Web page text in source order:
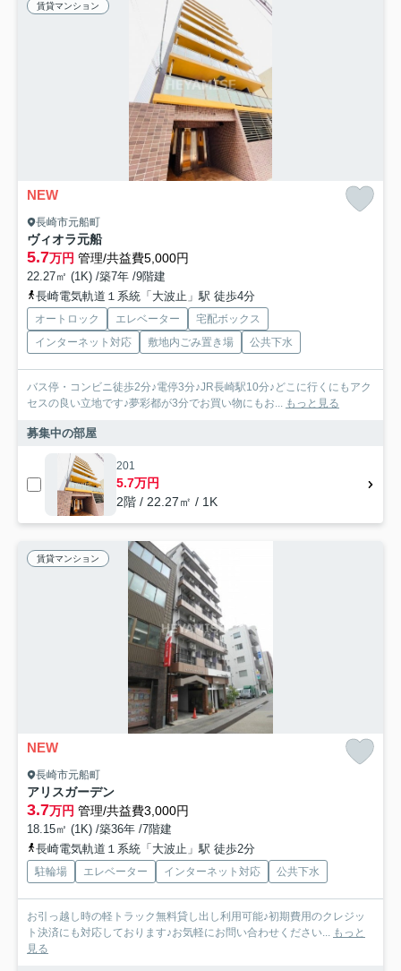
賃貸マンション
NEW
長崎市元船町
ヴィオラ元船
5.7万円 管理/共益費5,000円
22.27㎡ (1K) /築7年 /9階建
長崎電気軌道１系統「大波止」駅 徒歩4分
オートロック エレベーター
宅配ボックス
インターネット対応
敷地内ごみ置き場 公共下水
バス停・コンビニ徒歩2分♪電停3分♪JR長崎駅10分♪どこに行くにもアク
セスの良い立地です♪夢彩都が3分でお買い物にもお... もっと見る
募集中の部屋
201
5.7万円
2階 / 22.27㎡ / 1K
賃貸マンション
NEW
長崎市元船町
アリスガーデン
3.7万円 管理/共益費3,000円
18.15㎡ (1K) /築36年 /7階建
長崎電気軌道１系統「大波止」駅 徒歩2分
駐輪場 エレベーター インターネット対応 公共下水
お引っ越し時の軽トラック無料貸し出し利用可能♪初期費用のクレジッ
ト決済にも対応しております♪お気軽にお問い合わせください... もっと
見る